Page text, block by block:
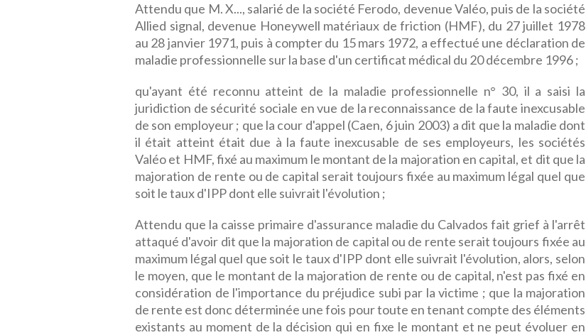
Attendu que M. X..., salarié de la société Ferodo, devenue Valéo, puis de la société
Allied signal, devenue Honeywell matériaux de friction (HMF), du 27 juillet 1978
au 28 janvier 1971, puis à compter du 15 mars 1972, a effectué une déclaration de
maladie professionnelle sur la base d'un certificat médical du 20 décembre 1996 ;
qu'ayant été reconnu atteint de la maladie professionnelle n° 30, il a saisi la
juridiction de sécurité sociale en vue de la reconnaissance de la faute inexcusable
de son employeur ; que la cour d'appel (Caen, 6 juin 2003) a dit que la maladie dont
il était atteint était due à la faute inexcusable de ses employeurs, les sociétés
Valéo et HMF, fixé au maximum le montant de la majoration en capital, et dit que la
majoration de rente ou de capital serait toujours fixée au maximum légal quel que
soit le taux d'IPP dont elle suivrait l'évolution ;
Attendu que la caisse primaire d'assurance maladie du Calvados fait grief à l'arrêt
attaqué d'avoir dit que la majoration de capital ou de rente serait toujours fixée au
maximum légal quel que soit le taux d'IPP dont elle suivrait l'évolution, alors, selon
le moyen, que le montant de la majoration de rente ou de capital, n'est pas fixé en
considération de l'importance du préjudice subi par la victime ; que la majoration
de rente est donc déterminée une fois pour toute en tenant compte des éléments
existants au moment de la décision qui en fixe le montant et ne peut évoluer en